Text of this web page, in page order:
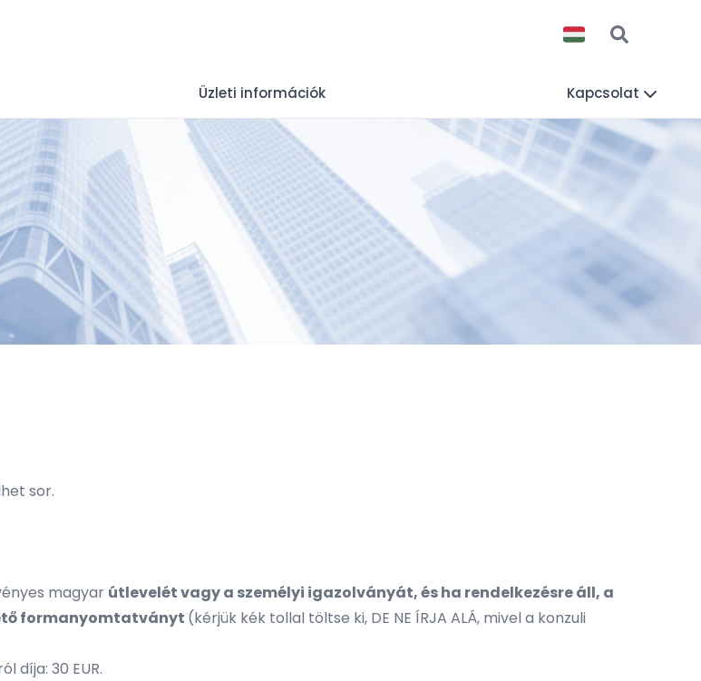
Üzleti információk Kapcsolat
sor.
magyar útlevelét vagy a személyi igazolványát, és ha rendelkezésre áll, a
formanyomtatványt (kérjük kék tollal töltse ki, DE NE ÍRJA ALÁ, mivel a konzuli
díja: 30 EUR.